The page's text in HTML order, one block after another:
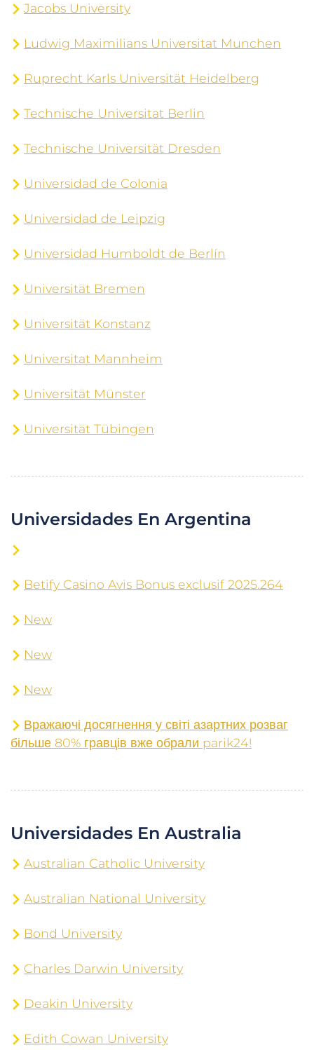
Jacobs University
Ludwig Maximilians Universitat Munchen
Ruprecht Karls Universität Heidelberg
Technische Universitat Berlin
Technische Universität Dresden
Universidad de Colonia
Universidad de Leipzig
Universidad Humboldt de Berlín
Universität Bremen
Universität Konstanz
Universitat Mannheim
Universität Münster
Universität Tübingen
Universidades En Argentina
Betify Casino Avis Bonus exclusif 2025.264
New
New
New
Вражаючі досягнення у світі азартних розваг
більше 80% гравців вже обрали parik24!
Universidades En Australia
Australian Catholic University
Australian National University
Bond University
Charles Darwin University
Deakin University
Edith Cowan University